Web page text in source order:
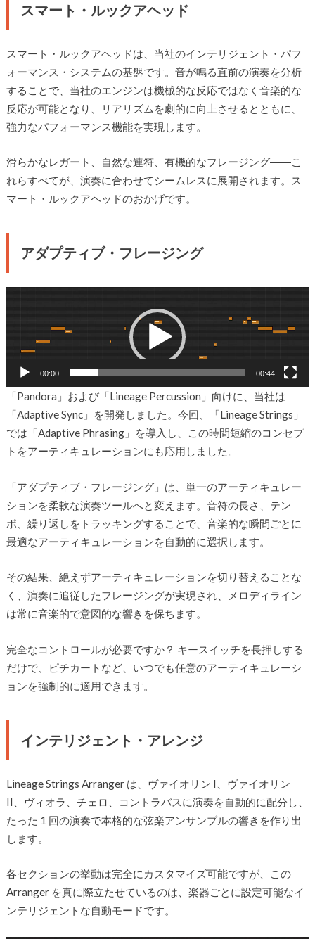
スマート・ルックアヘッド
スマート・ルックアヘッドは、当社のインテリジェント・パフ
ォーマンス・システムの基盤です。音が鳴る直前の演奏を分析
することで、当社のエンジンは機械的な反応ではなく音楽的な
反応が可能となり、リアリズムを劇的に向上させるとともに、
強力なパフォーマンス機能を実現します。
滑らかなレガート、自然な連符、有機的なフレージング――こ
れらすべてが、演奏に合わせてシームレスに展開されます。ス
マート・ルックアヘッドのおかげです。
アダプティブ・フレージング
ー
00:00 00:44
「Pandora」および「Lineage Percussion」向けに、当社は
「Adaptive Sync」を開発しました。今回、「Lineage Strings」
では「Adaptive Phrasing」を導入し、この時間短縮のコンセプ
トをアーティキュレーションにも応用しました。
「アダプティブ・フレージング」は、単一のアーティキュレー
ションを柔軟な演奏ツールへと変えます。音符の長さ、テン
ポ、繰り返しをトラッキングすることで、音楽的な瞬間ごとに
最適なアーティキュレーションを自動的に選択します。
その結果、絶えずアーティキュレーションを切り替えることな
く、演奏に追従したフレージングが実現され、メロディライン
は常に音楽的で意図的な響きを保ちます。
完全なコントロールが必要ですか？ キースイッチを長押しする
だけで、ピチカートなど、いつでも任意のアーティキュレーシ
ョンを強制的に適用できます。
インテリジェント・アレンジ
Lineage Strings Arranger は、ヴァイオリン I、ヴァイオリン
II、ヴィオラ、チェロ、コントラバスに演奏を自動的に配分し、
たった 1 回の演奏で本格的な弦楽アンサンブルの響きを作り出
します。
各セクションの挙動は完全にカスタマイズ可能ですが、この
Arranger を真に際立たせているのは、楽器ごとに設定可能なイ
ンテリジェントな自動モードです。